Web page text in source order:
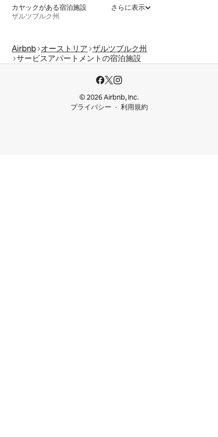
カヤックがある宿泊施設
ザルツブルク州
さらに表示
Airbnb オーストリア ザルツブルク州
サービスアパートメントの宿泊施設
© 2026 Airbnb, Inc.
プライバシー
利用規約